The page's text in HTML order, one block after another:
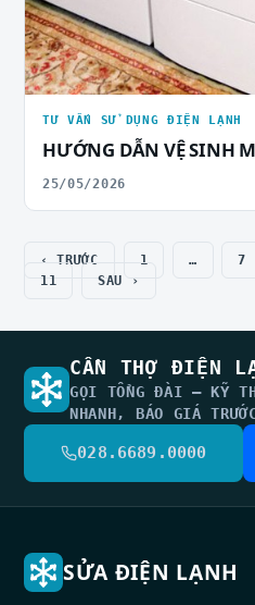
TƯ VẤN SỬ DỤNG ĐIỆN LẠNH
HƯỚNG DẪN VỆ SINH
25/05/2026
‹ TRƯỚC 1 … 7
11
SAU ›
CẦN THỢ ĐIỆN
GỌI TỔNG ĐÀI — KỸ
NHANH, BÁO GIÁ
028.6689.0000
SỬA ĐIỆN LẠNH